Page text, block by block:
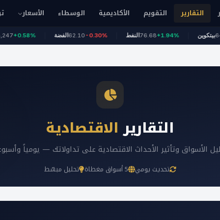
التقارير التقويم الأكاديمية الوسطاء الأسعار
الفضة 62.10-0.30% النفط 76.68+1.94% بيتكوين 64,704
التقارير الاقتصادية
الأسواق وتأثير الأحداث الاقتصادية على تداولاتك — يومياً
تحديث يومي 5 أسواق مغطاة تحليل مبسّط